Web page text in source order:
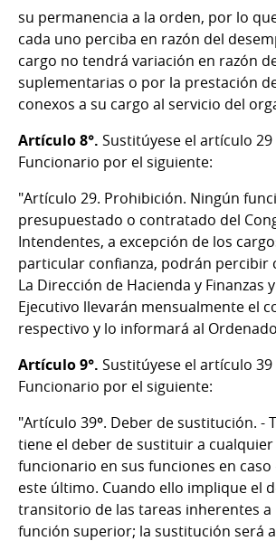
su permanencia a la orden, por lo
cada uno perciba en razón del
cargo no tendrá variación en razón
suplementarias o por la prestación
conexos a su cargo al servicio del
Artículo 8°. Sustitúyese el artículo
Funcionario por el siguiente:
"Artículo 29. Prohibición. Ningún
presupuestado o contratado del
Intendentes, a excepción de los
particular confianza, podrán percibir
La Dirección de Hacienda y Finanzas
Ejecutivo llevarán mensualmente el
respectivo y lo informará al
Artículo 9°. Sustitúyese el artículo
Funcionario por el siguiente:
"Artículo 39º. Deber de sustitución. -
tiene el deber de sustituir a
funcionario en sus funciones en caso
este último. Cuando ello implique el
transitorio de las tareas inherentes a
función superior; la sustitución será